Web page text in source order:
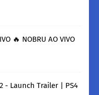
🔥 NOBRU AO VIVO
- Launch Trailer | PS4